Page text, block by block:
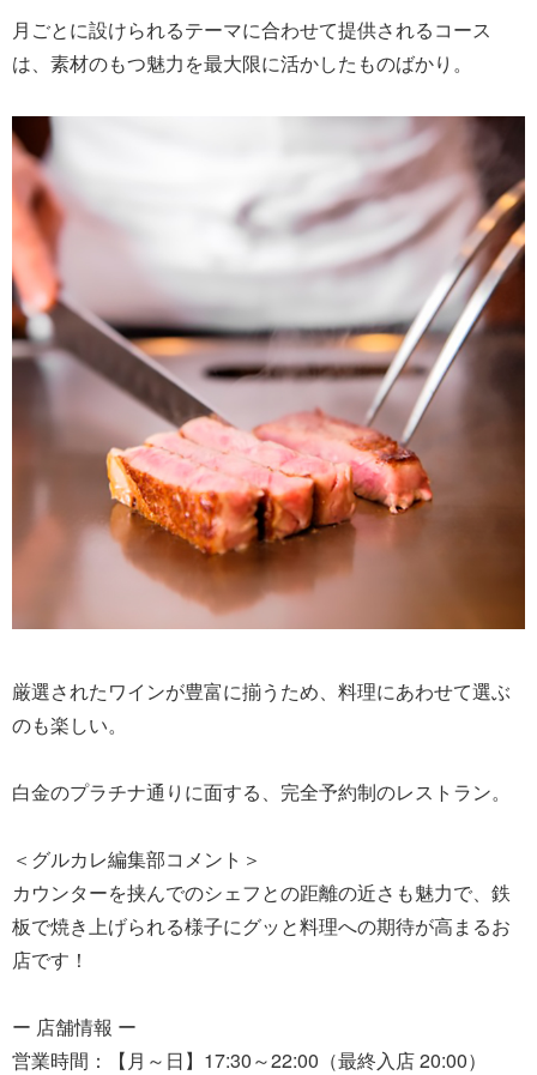
月ごとに設けられるテーマに合わせて提供されるコース
は、素材のもつ魅力を最大限に活かしたものばかり。
厳選されたワインが豊富に揃うため、料理にあわせて選ぶ
のも楽しい。
白金のプラチナ通りに面する、完全予約制のレストラン。
＜グルカレ編集部コメント＞
カウンターを挟んでのシェフとの距離の近さも魅力で、鉄
板で焼き上げられる様子にグッと料理への期待が高まるお
店です！
ー 店舗情報 ー
営業時間：【月～日】17:30～22:00（最終入店 20:00）